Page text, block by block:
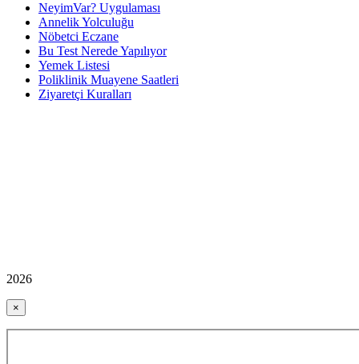
NeyimVar? Uygulaması
Annelik Yolculuğu
Nöbetci Eczane
Bu Test Nerede Yapılıyor
Yemek Listesi
Poliklinik Muayene Saatleri
Ziyaretçi Kuralları
2026
×